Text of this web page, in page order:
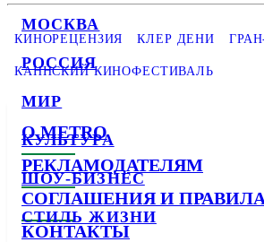
МОСКВА
РОССИЯ
МИР
КУЛЬТУРА
ШОУ-БИЗНЕС
СТИЛЬ ЖИЗНИ
КИНОРЕЦЕНЗИЯ КЛЕР ДЕНИ
КАННСКИЙ КИНОФЕСТИВАЛЬ
О METRO
РЕКЛАМОДАТЕЛЯМ
СОГЛАШЕНИЯ И
КОНТАКТЫ